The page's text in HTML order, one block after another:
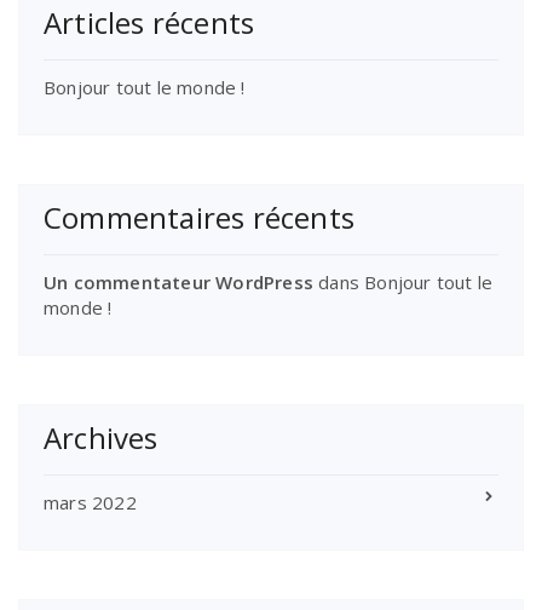
Articles récents
Bonjour tout le monde !
Commentaires récents
Un commentateur WordPress dans Bonjour tout le
monde !
Archives
mars 2022